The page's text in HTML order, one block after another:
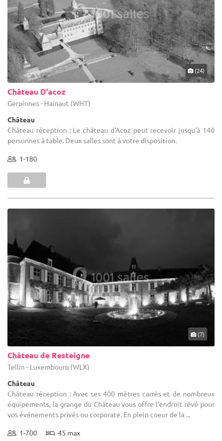
(24)
Château D'acoz
Gerpinnes - Hainaut (WHT)
Château
Château réception : Le château d'Acoz peut recevoir jusqu'à 140
personnes à table. Deux salles sont à votre disposition.
1-180
(7)
Château de Resteigne
Tellin - Luxembourg (WLX)
Château
Château réception : Avec ses 400 mètres carrés et de nombreux
équipements, la grange du Château vous offre l'endroit rêvé pour
vos événements privés ou corporate. En plein coeur de la ...
1-700 45 max